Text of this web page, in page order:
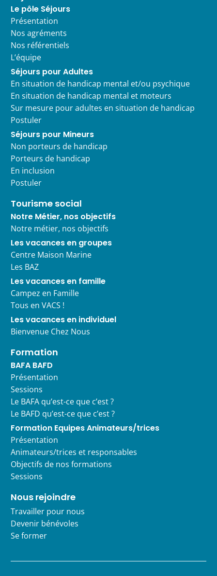
Le pôle Séjours
Présentation
Nos agréments
Nos référentiels
L’équipe
Séjours pour Adultes
En situation de handicap mental et/ou psychique
En situation de handicap mental et moteurs
Sur mesure pour adultes en situation de handicap
Postuler
Séjours pour Mineurs
Non porteurs de handicap
Porteurs de handicap
En inclusion
Postuler
Tourisme social
Notre Métier, nos objectifs
Notre métier, nos objectifs
Les vacances en groupes
Centre Maison Marine
Les BAZ
Les vacances en famille
Campez en Famille
Tous en VACS !
Les vacances en individuel
Bienvenue Chez Nous
Formation
BAFA BAFD
Présentation
Sessions
Le BAFA qu’est-ce que c’est ?
Le BAFD qu’est-ce que c’est ?
Formation Equipes Animateurs/trices
Présentation
Animateurs/trices et responsables
Objectifs de nos formations
Sessions
Nous rejoindre
Travailler pour nous
Devenir bénévoles
Se former